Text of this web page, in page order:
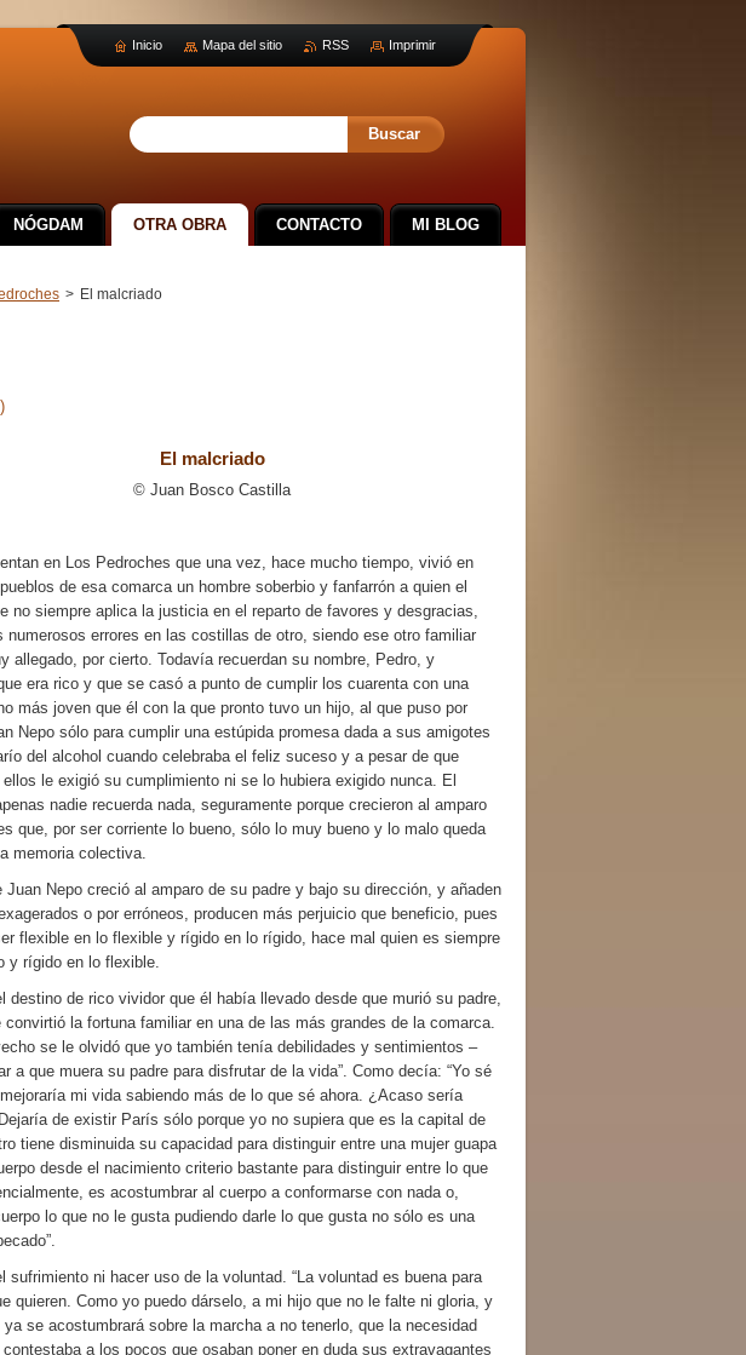
> El malcriado
El malcriado
© Juan Bosco Castilla
Los Pedroches que una vez, hace mucho tiempo, vivió en
de esa comarca un hombre soberbio y fanfarrón a quien el
no siempre aplica la justicia en el reparto de favores y desgracias,
numerosos errores en las costillas de otro, siendo ese otro familiar
allegado, por cierto. Todavía recuerdan su nombre, Pedro, y
era rico y que se casó a punto de cumplir los cuarenta con una
más joven que él con la que pronto tuvo un hijo, al que puso por
Nepo sólo para cumplir una estúpida promesa dada a sus amigotes
del alcohol cuando celebraba el feliz suceso y a pesar de que
ellos le exigió su cumplimiento ni se lo hubiera exigido nunca. El
nadie recuerda nada, seguramente porque crecieron al amparo
que, por ser corriente lo bueno, sólo lo muy bueno y lo malo queda
memoria colectiva.
Nepo creció al amparo de su padre y bajo su dirección, y añaden
o por erróneos, producen más perjuicio que beneficio, pues
flexible en lo flexible y rígido en lo rígido, hace mal quien es siempre
y rígido en lo flexible.
de rico vividor que él había llevado desde que murió su padre,
la fortuna familiar en una de las más grandes de la comarca.
se le olvidó que yo también tenía debilidades y sentimientos –
a que muera su padre para disfrutar de la vida”. Como decía: “Yo sé
mi vida sabiendo más de lo que sé ahora. ¿Acaso sería
de existir París sólo porque yo no supiera que es la capital de
tiene disminuida su capacidad para distinguir entre una mujer guapa
desde el nacimiento criterio bastante para distinguir entre lo que
es acostumbrar al cuerpo a conformarse con nada o,
lo que no le gusta pudiendo darle lo que gusta no sólo es una
ni hacer uso de la voluntad. “La voluntad es buena para
quieren. Como yo puedo dárselo, a mi hijo que no le falte ni gloria, y
se acostumbrará sobre la marcha a no tenerlo, que la necesidad
a los pocos que osaban poner en duda sus extravagantes
NÓGDAM OTRA OBRA CONTACTO MI BLOG
Inicio Mapa del sitio RSS Imprimir